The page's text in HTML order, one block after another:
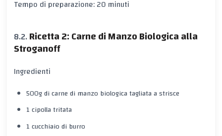
Tempo di preparazione: 20 minuti
Ricetta 2: Carne di Manzo Biologica alla
Stroganoff
Ingredienti
500g di carne di manzo biologica tagliata a strisce
1 cipolla tritata
1 cucchiaio di burro